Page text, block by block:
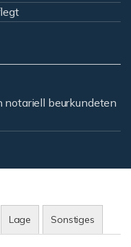
notariell beurkundeten
Lage Sonstiges